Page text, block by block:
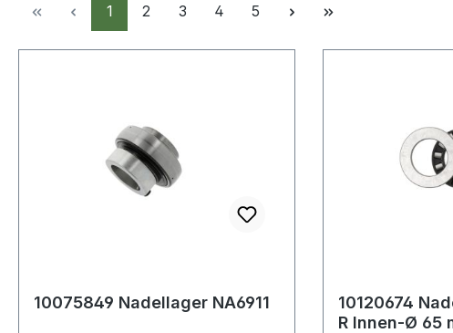
Seite
1 Seite
2 Seite
3 Seite
4 Seite
5
10075849 Nadellager NA6911
10120674
R Innen-Ø 65